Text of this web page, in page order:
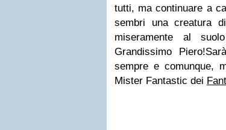
tutti, ma continuare a
sembri una creatura
miseramente al
Grandissimo Piero!
sempre e comunque,
Mister Fantastic dei